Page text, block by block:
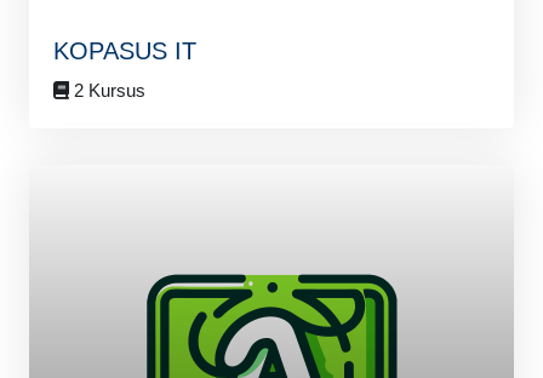
KOPASUS IT
2 Kursus